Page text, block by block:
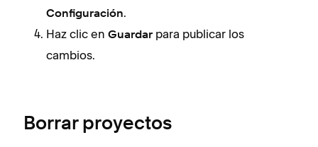
Configuración.
Haz clic en Guardar para publicar los
cambios.
Borrar proyectos